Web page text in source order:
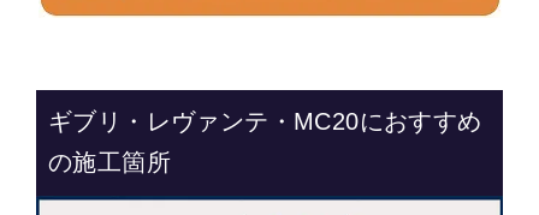
ギブリ・レヴァンテ・MC20におすすめ
の施工箇所